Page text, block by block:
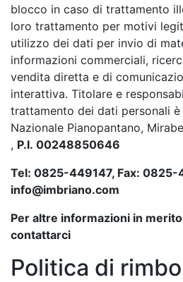
blocco in caso di trattamento
loro trattamento per motivi
utilizzo dei dati per invio di
informazioni commerciali,
vendita diretta e di
interattiva. Titolare e
trattamento dei dati personali è
Nazionale Pianopantano,
, P.I. 00248850646
Tel: 0825-449147, Fax: 0825-
info@imbriano.com
Per altre informazioni in
contattarci
Politica di